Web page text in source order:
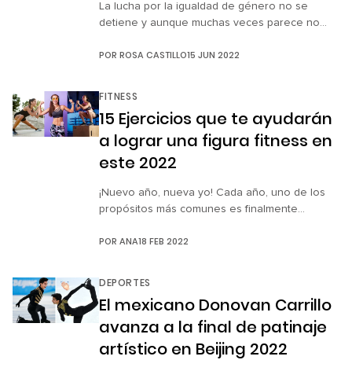
La lucha por la igualdad de género no se
detiene y aunque muchas veces parece no
personas que no se rinden e insisten hasta
de Futbol en España […]
POR ROSA CASTILLO15 JUN 2022
FITNESS
15 Ejercicios que te ayudarán
a lograr una figura fitness en
este 2022
¡Nuevo año, nueva yo! Cada año, uno de los
propósitos más comunes es finalmente
ejercicio para volver a usar aquellos jeans que
Afortunadamente, hay muchísimas […]
POR ANA18 FEB 2022
DEPORTES
El mexicano Donovan Carrillo
avanza a la final de patinaje
artístico en Beijing 2022